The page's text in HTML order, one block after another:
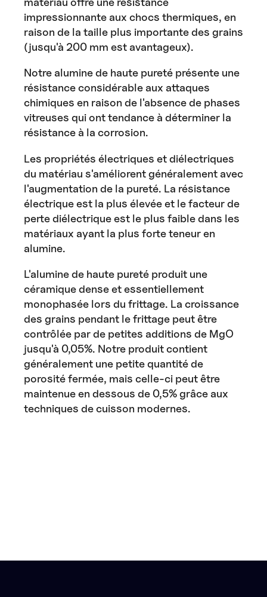
impressionnante aux chocs thermiques, en
raison de la taille plus importante des grains
(jusqu'à 200 mm est avantageux).
Notre alumine de haute pureté présente une
résistance considérable aux attaques
chimiques en raison de l'absence de phases
vitreuses qui ont tendance à déterminer la
résistance à la corrosion.
Les propriétés électriques et diélectriques
du matériau s'améliorent généralement avec
l'augmentation de la pureté. La résistance
électrique est la plus élevée et le facteur de
perte diélectrique est le plus faible dans les
matériaux ayant la plus forte teneur en
alumine.
L'alumine de haute pureté produit une
céramique dense et essentiellement
monophasée lors du frittage. La croissance
des grains pendant le frittage peut être
contrôlée par de petites additions de MgO
jusqu'à 0,05%. Notre produit contient
généralement une petite quantité de
porosité fermée, mais celle-ci peut être
maintenue en dessous de 0,5% grâce aux
techniques de cuisson modernes.